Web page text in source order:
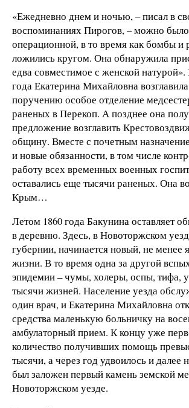
«Ежедневно днем и ночью, – писал в
воспоминаниях Пирогов, – можно было
операционной, в то время как бомбы и
ложились кругом. Она обнаружила
едва совместимое с женской натурой».
года Екатерина Михайловна
поручению особое отделение
раненых в Перекоп. А позднее она
предложение возглавить
общину. Вместе с почетным
и новые обязанности, в том числе
работу всех временных военных
оставались еще тысячи раненых. Она
Крым…
Летом 1860 года Бакунина оставляет
в деревню. Здесь, в Новоторжском
губернии, начинается новый, не менее
жизни. В то время одна за другой
эпидемии – чумы, холеры, оспы, тифа,
тысячи жизней. Население уезда
один врач, и Екатерина Михайловна
средства маленькую больничку на
амбулаторный прием. К концу уже
количество получивших помощь
тысячи, а через год удвоилось и далее
был заложен первый камень земской
Новоторжском уезде.